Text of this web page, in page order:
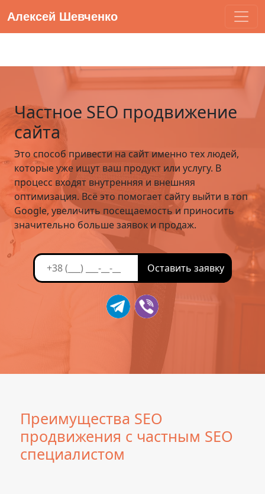
Алексей Шевченко
Частное SEO продвижение
сайта
Это способ привести на сайт именно тех людей,
которые уже ищут ваш продукт или услугу. В
процесс входят внутренняя и внешняя
оптимизация. Всё это помогает сайту выйти в топ
Google, увеличить посещаемость и приносить
значительно больше заявок и продаж.
Преимущества SEO
продвижения с частным SEO
специалистом